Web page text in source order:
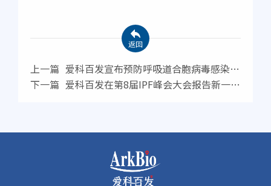
上一篇 爱科百发宣布预防呼吸道合胞病毒感染抗
体AK0610的1期临床研究顺利完成入组给药
下一篇 爱科百发在第8届IPF峰会大会报告新一代
返回